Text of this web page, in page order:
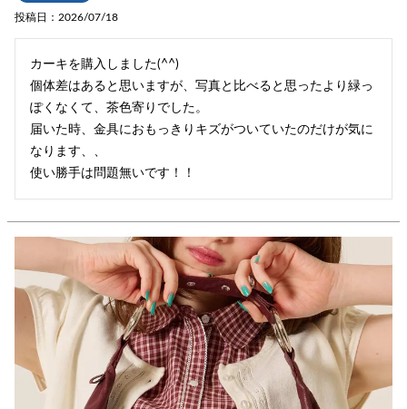
投稿日 2026/07/18
カーキを購入しました(^^)
個体差はあると思いますが、写真と比べると思ったより緑っ
ぽくなくて、茶色寄りでした。
届いた時、金具におもっきりキズがついていたのだけが気に
なります、、
使い勝手は問題無いです！！